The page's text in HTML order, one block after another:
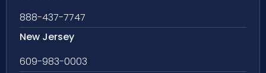
888-437-7747
New Jersey
609-983-0003